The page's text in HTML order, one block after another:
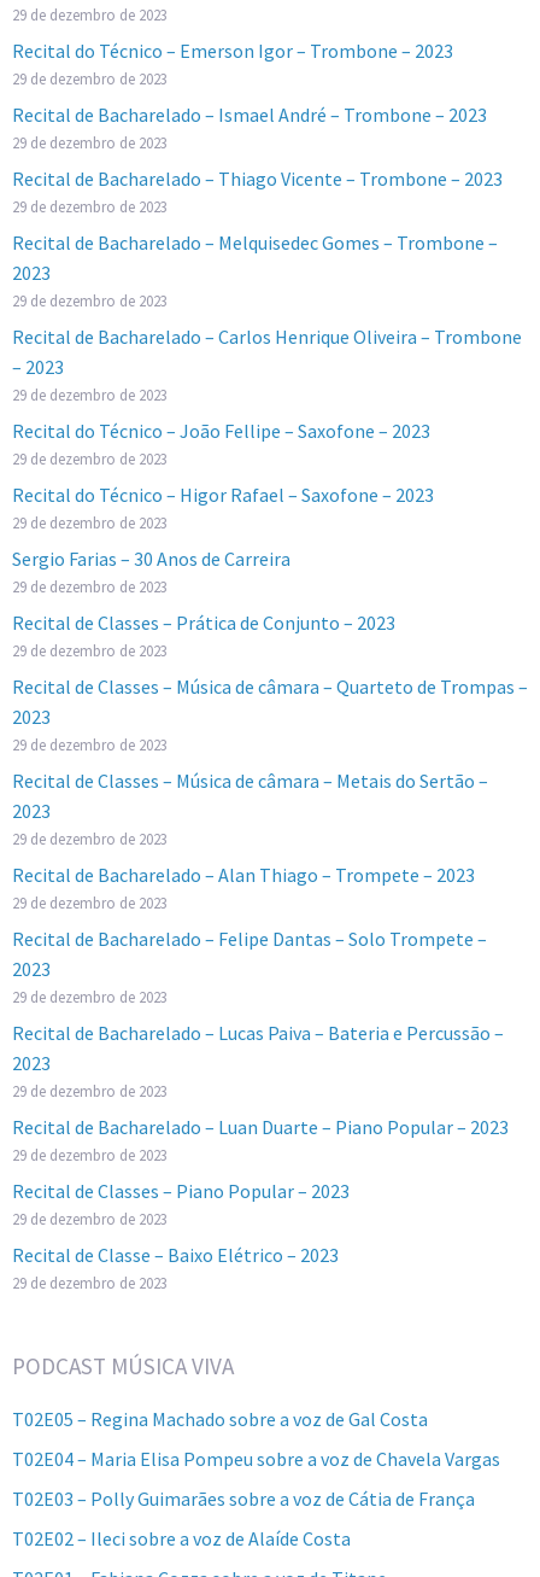
29 de dezembro de 2023
Recital do Técnico – Emerson Igor – Trombone – 2023
29 de dezembro de 2023
Recital de Bacharelado – Ismael André – Trombone – 2023
29 de dezembro de 2023
Recital de Bacharelado – Thiago Vicente – Trombone – 2023
29 de dezembro de 2023
Recital de Bacharelado – Melquisedec Gomes – Trombone –
2023
29 de dezembro de 2023
Recital de Bacharelado – Carlos Henrique Oliveira – Trombone
– 2023
29 de dezembro de 2023
Recital do Técnico – João Fellipe – Saxofone – 2023
29 de dezembro de 2023
Recital do Técnico – Higor Rafael – Saxofone – 2023
29 de dezembro de 2023
Sergio Farias – 30 Anos de Carreira
29 de dezembro de 2023
Recital de Classes – Prática de Conjunto – 2023
29 de dezembro de 2023
Recital de Classes – Música de câmara – Quarteto de Trompas –
2023
29 de dezembro de 2023
Recital de Classes – Música de câmara – Metais do Sertão –
2023
29 de dezembro de 2023
Recital de Bacharelado – Alan Thiago – Trompete – 2023
29 de dezembro de 2023
Recital de Bacharelado – Felipe Dantas – Solo Trompete –
2023
29 de dezembro de 2023
Recital de Bacharelado – Lucas Paiva – Bateria e Percussão –
2023
29 de dezembro de 2023
Recital de Bacharelado – Luan Duarte – Piano Popular – 2023
29 de dezembro de 2023
Recital de Classes – Piano Popular – 2023
29 de dezembro de 2023
Recital de Classe – Baixo Elétrico – 2023
29 de dezembro de 2023
PODCAST MÚSICA VIVA
T02E05 – Regina Machado sobre a voz de Gal Costa
T02E04 – Maria Elisa Pompeu sobre a voz de Chavela Vargas
T02E03 – Polly Guimarães sobre a voz de Cátia de França
T02E02 – Ileci sobre a voz de Alaíde Costa